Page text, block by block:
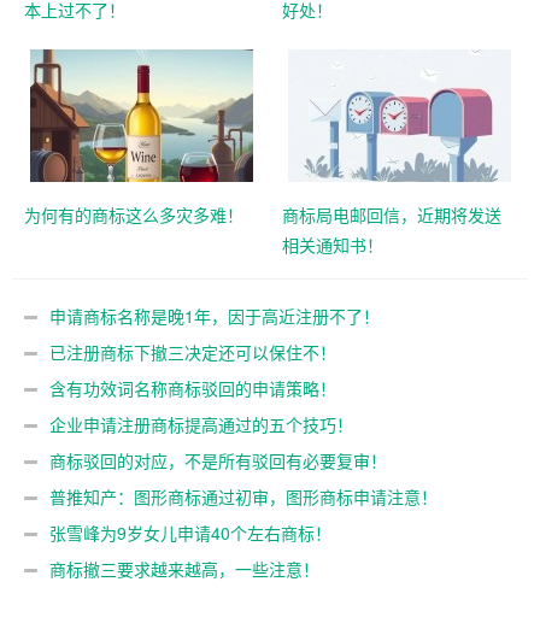
本上过不了！
好处！
为何有的商标这么多灾多难！
商标局电邮回信，近期将发送
相关通知书！
申请商标名称是晚1年，因于高近注册不了！
已注册商标下撤三决定还可以保住不！
含有功效词名称商标驳回的申请策略！
企业申请注册商标提高通过的五个技巧！
商标驳回的对应，不是所有驳回有必要复审！
普推知产：图形商标通过初审，图形商标申请注意！
张雪峰为9岁女儿申请40个左右商标！
商标撤三要求越来越高，一些注意！